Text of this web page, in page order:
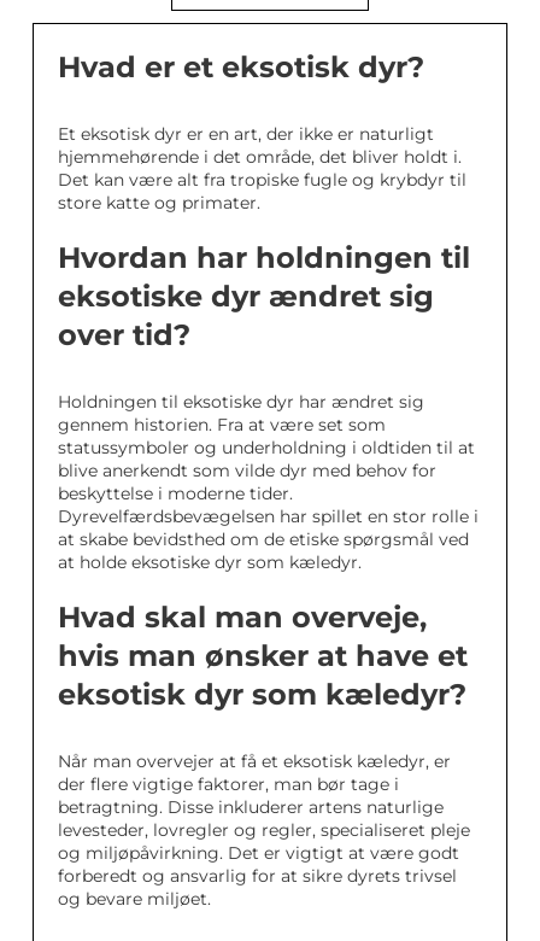
Hvad er et eksotisk dyr?
Et eksotisk dyr er en art, der ikke er naturligt
hjemmehørende i det område, det bliver holdt i.
Det kan være alt fra tropiske fugle og krybdyr til
store katte og primater.
Hvordan har holdningen til
eksotiske dyr ændret sig
over tid?
Holdningen til eksotiske dyr har ændret sig
gennem historien. Fra at være set som
statussymboler og underholdning i oldtiden til at
blive anerkendt som vilde dyr med behov for
beskyttelse i moderne tider.
Dyrevelfærdsbevægelsen har spillet en stor rolle i
at skabe bevidsthed om de etiske spørgsmål ved
at holde eksotiske dyr som kæledyr.
Hvad skal man overveje,
hvis man ønsker at have et
eksotisk dyr som kæledyr?
Når man overvejer at få et eksotisk kæledyr, er
der flere vigtige faktorer, man bør tage i
betragtning. Disse inkluderer artens naturlige
levesteder, lovregler og regler, specialiseret pleje
og miljøpåvirkning. Det er vigtigt at være godt
forberedt og ansvarlig for at sikre dyrets trivsel
og bevare miljøet.